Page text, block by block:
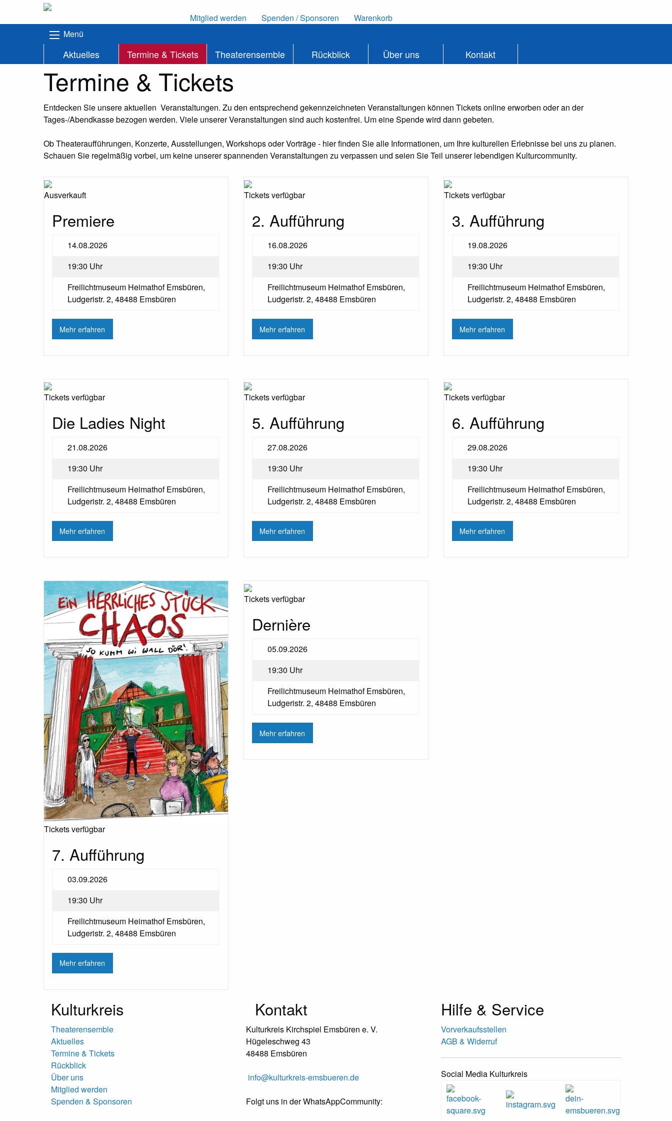
Mitglied werden Spenden / Sponsoren
Warenkorb
Menü
Aktuelles Termine & Tickets Theaterensemble Rückblick Über uns Kontakt
Termine & Tickets
Entdecken Sie unsere aktuellen Veranstaltungen. Zu den entsprechend gekennzeichneten Veranstaltungen können Tickets online erworben oder an der
Tages-/Abendkasse bezogen werden. Viele unserer Veranstaltungen sind auch kostenfrei. Um eine Spende wird dann gebeten.
Ob Theateraufführungen, Konzerte, Ausstellungen, Workshops oder Vorträge - hier finden Sie alle Informationen, um Ihre kulturellen Erlebnisse bei uns zu planen.
Schauen Sie regelmäßig vorbei, um keine unserer spannenden Veranstaltungen zu verpassen und seien Sie Teil unserer lebendigen Kulturcommunity.
Ausverkauft
Premiere
14.08.2026
19:30 Uhr
Freilichtmuseum Heimathof Emsbüren,
Ludgeristr. 2, 48488 Emsbüren
Mehr erfahren
Tickets verfügbar
2. Aufführung
16.08.2026
19:30 Uhr
Freilichtmuseum Heimathof Emsbüren,
Ludgeristr. 2, 48488 Emsbüren
Mehr erfahren
Tickets verfügbar
3. Aufführung
19.08.2026
19:30 Uhr
Freilichtmuseum Heimathof Emsbüren,
Ludgeristr. 2, 48488 Emsbüren
Mehr erfahren
Tickets verfügbar
Die Ladies Night
21.08.2026
19:30 Uhr
Freilichtmuseum Heimathof Emsbüren,
Ludgeristr. 2, 48488 Emsbüren
Mehr erfahren
Tickets verfügbar
5. Aufführung
27.08.2026
19:30 Uhr
Freilichtmuseum Heimathof Emsbüren,
Ludgeristr. 2, 48488 Emsbüren
Mehr erfahren
Tickets verfügbar
6. Aufführung
29.08.2026
19:30 Uhr
Freilichtmuseum Heimathof Emsbüren,
Ludgeristr. 2, 48488 Emsbüren
Mehr erfahren
Tickets verfügbar
7. Aufführung
03.09.2026
19:30 Uhr
Freilichtmuseum Heimathof Emsbüren,
Ludgeristr. 2, 48488 Emsbüren
Mehr erfahren
Tickets verfügbar
Dernière
05.09.2026
19:30 Uhr
Freilichtmuseum Heimathof Emsbüren,
Ludgeristr. 2, 48488 Emsbüren
Mehr erfahren
Kulturkreis
Theaterensemble
Aktuelles
Termine & Tickets
Rückblick
Über uns
Mitglied werden
Spenden & Sponsoren
Kontakt
Kulturkreis Kirchspiel Emsbüren e. V.
Hügeleschweg 43
48488 Emsbüren
info@kulturkreis-emsbueren.de
Folgt uns in der WhatsAppCommunity:
Hilfe & Service
Vorverkaufsstellen
AGB & Widerruf
Social Media Kulturkreis